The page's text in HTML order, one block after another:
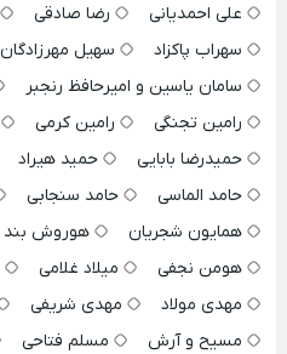
علی احمدیانی
رضا صادقی
سهراب پاکزاد
سهیل مهرزادگان
سامان یاسین و امیرحافظ رنجبر
رامین تجنگی
رامین کرمی
حمیدرضا بابایی
حمید هیراد
حامد الماسی
حامد سنجابی
همایون شجریان
هوروش بند
هومن نجفی
میلاد غلامی
مهدی مولاد
مهدی شریفی
مسیح و آرش
مسلم فتاحی